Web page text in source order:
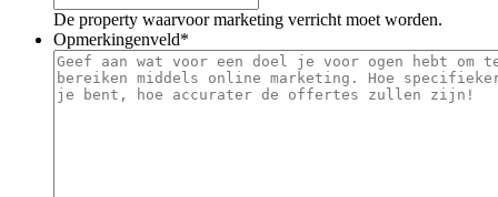
De property waarvoor marketing verricht moet worden.
Opmerkingenveld*